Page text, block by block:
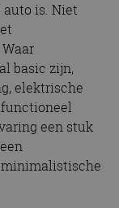
is. Niet
basic zijn,
elektrische
een stuk
minimalistische